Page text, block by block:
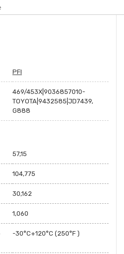
PFI
469/453X|9036857010-
TOYOTA|9432585|JD7439,
G888
57,15
104,775
30,162
1,060
-30°C+120°C (250°F )